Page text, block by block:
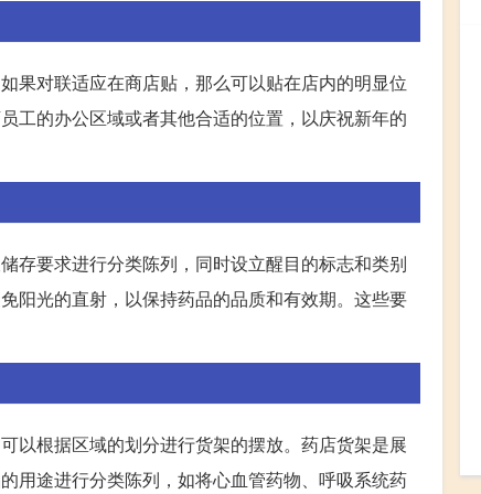
果对联适应在商店贴，那么可以贴在店内的明显位
工的办公区域或者其他合适的位置，以庆祝新年的
存要求进行分类陈列，同时设立醒目的标志和类别
阳光的直射，以保持药品的品质和有效期。这些要
以根据区域的划分进行货架的摆放。药店货架是展
用途进行分类陈列，如将心血管药物、呼吸系统药